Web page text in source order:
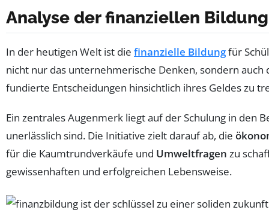
Analyse der finanziellen
In der heutigen Welt ist die finanzielle Bildungfür
nicht nur das unternehmerische Denken, sondern auch
fundierte Entscheidungen hinsichtlich ihres Geldes zu
Ein zentrales Augenmerk liegt auf der Schulung in den
unerlässlich sind. Die Initiative zielt darauf ab, die
für die Kaumtrundverkäufe und Umweltfragen zu
gewissenhaften und erfolgreichen Lebensweise.